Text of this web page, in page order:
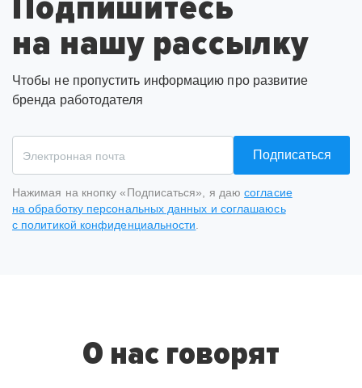
на нашу рассылку
Чтобы не пропустить информацию про развитие
бренда работодателя
Подписаться
Нажимая на кнопку «Подписаться», я даюсогласие
на обработку персональных данных и соглашаюсь
с политикой конфиденциальности
на рассылку
На ваш адрес отправлено письмо от hh.ru, необходимо
О нас говорят